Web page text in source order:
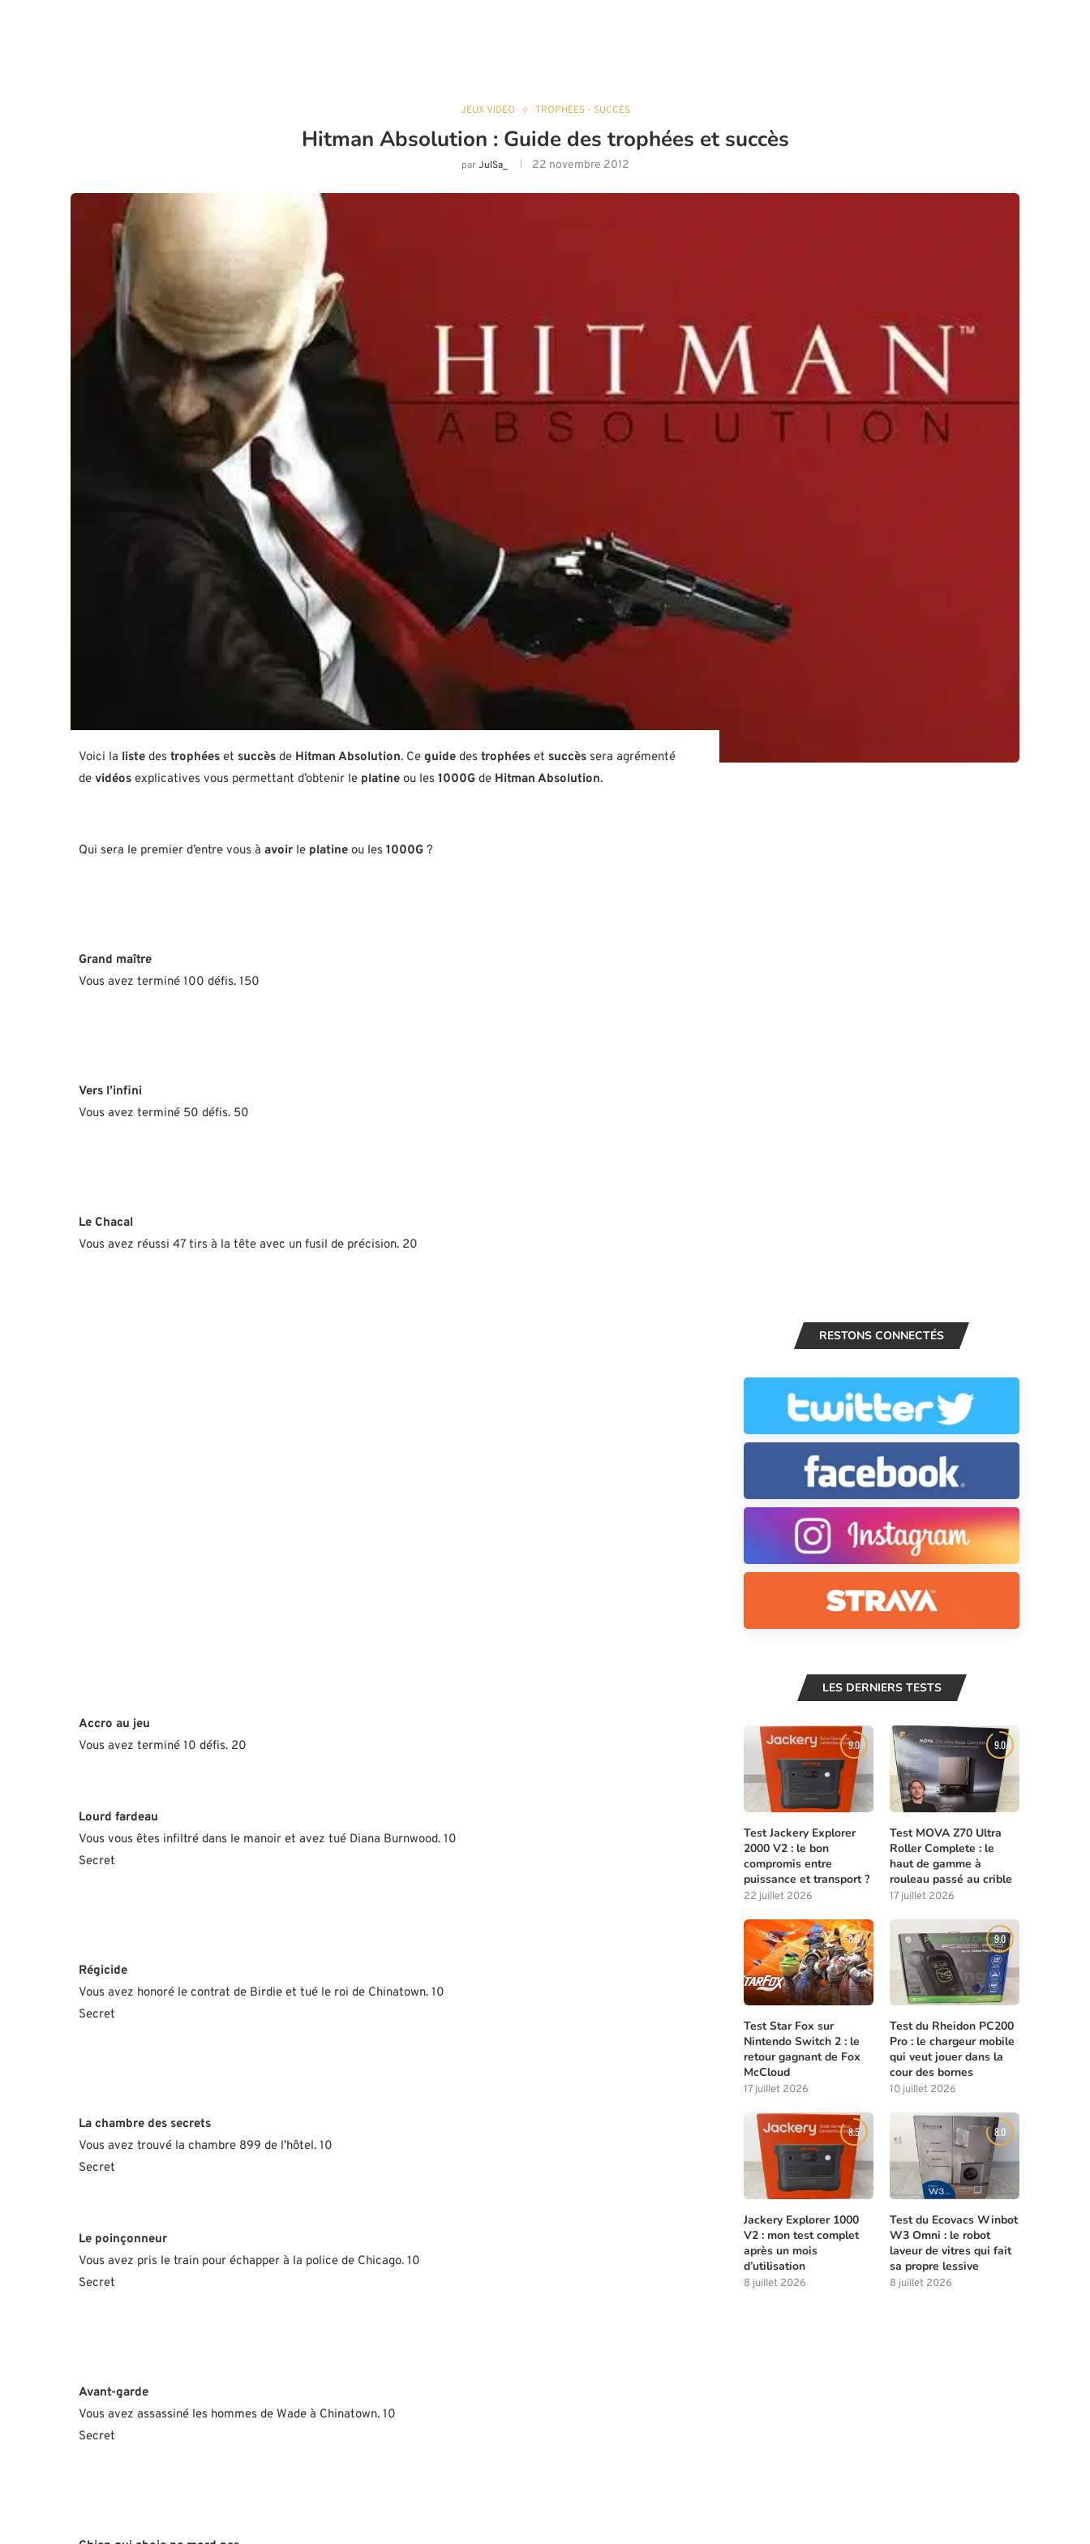
JEUX VIDÉO TROPHÉES - SUCCÈS
Hitman Absolution : Guide des trophées et succès
parJulSa_ 22 novembre 2012
Voici la liste des trophées et succès de Hitman Absolution. Ce guide des trophées et succès sera agrémenté
de vidéos explicatives vous permettant d’obtenir le platine ou les 1000G de Hitman Absolution.
Qui sera le premier d’entre vous à avoir le platine ou les 1000G ?
Grand maître
Vous avez terminé 100 défis. 150
Vers l’infini
Vous avez terminé 50 défis. 50
Le Chacal
Vous avez réussi 47 tirs à la tête avec un fusil de précision. 20
Accro au jeu
Vous avez terminé 10 défis. 20
Lourd fardeau
Vous vous êtes infiltré dans le manoir et avez tué Diana Burnwood. 10
Secret
Régicide
Vous avez honoré le contrat de Birdie et tué le roi de Chinatown. 10
Secret
La chambre des secrets
Vous avez trouvé la chambre 899 de l’hôtel. 10
Secret
Le poinçonneur
Vous avez pris le train pour échapper à la police de Chicago. 10
Secret
Avant-garde
Vous avez assassiné les hommes de Wade à Chinatown. 10
Secret
RESTONS CONNECTÉS
LES DERNIERS TESTS
9.0
Test Jackery Explorer
2000 V2 : le bon
compromis entre
puissance et transport ?
22 juillet 2026
9.0
Test MOVA Z70 Ultra
Roller Complete : le
haut de gamme à
rouleau passé au crible
17 juillet 2026
8.0
Test Star Fox sur
Nintendo Switch 2 : le
retour gagnant de Fox
McCloud
17 juillet 2026
9.0
Test du Rheidon PC200
Pro : le chargeur mobile
qui veut jouer dans la
cour des bornes
10 juillet 2026
8.5
Jackery Explorer 1000
V2 : mon test complet
après un mois
d’utilisation
8 juillet 2026
8.0
Test du Ecovacs Winbot
W3 Omni : le robot
laveur de vitres qui fait
sa propre lessive
8 juillet 2026